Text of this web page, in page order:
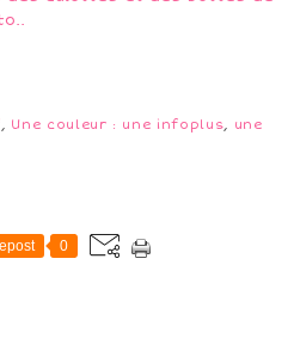
, Une couleur : une infoplus, une
0